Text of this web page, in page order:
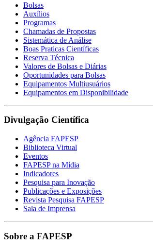
Bolsas
Auxílios
Programas
Chamadas de Propostas
Sistemática de Análise
Boas Praticas Científicas
Reserva Técnica
Valores de Bolsas e Diárias
Oportunidades para Bolsas
Equipamentos Multiusuários
Equipamentos em Disponibilidade
Divulgação Científica
Agência FAPESP
Biblioteca Virtual
Eventos
FAPESP na Mídia
Indicadores
Pesquisa para Inovação
Publicações e Exposições
Revista Pesquisa FAPESP
Sala de Imprensa
Sobre a FAPESP